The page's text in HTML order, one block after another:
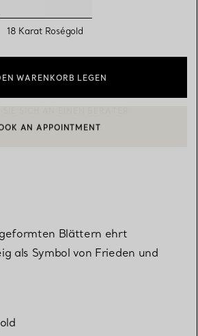
ausgewählt
18 Karat Roségold
WARENKORB LEGEN
KONTAKTIEREN ODER EINEN
AN APPOINTMENT
Blättern ehrt
als Symbol von Frieden und